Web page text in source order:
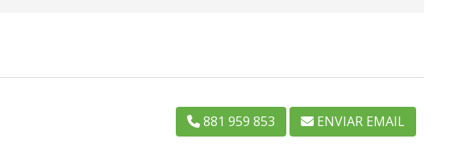
881 959 853 ENVIAR EMAIL